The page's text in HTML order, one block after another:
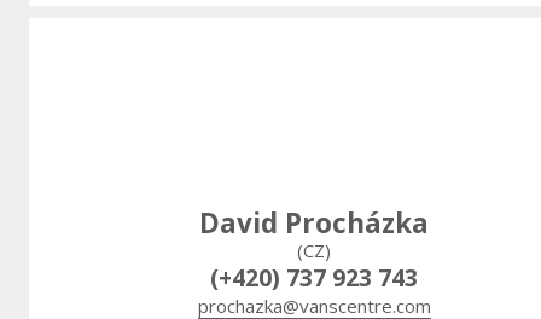
David Procházka
(CZ)
(+420) 737 923 743
prochazka@vanscentre.com